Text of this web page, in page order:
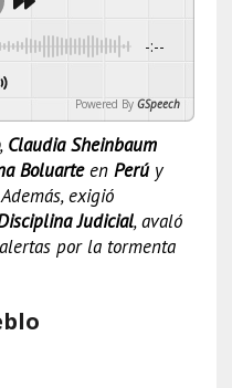
-:--
Powered By GSpeech
, Claudia Sheinbaum
Boluarteen Perúy
exigió
Judicial, avaló
por la tormenta